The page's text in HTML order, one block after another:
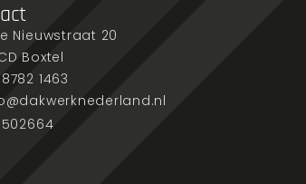
Nieuwstraat 20
Boxtel
1463